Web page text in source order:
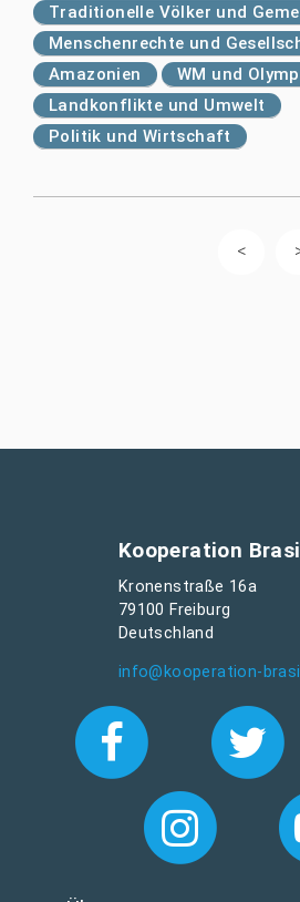
Traditionelle Völker und
Menschenrechte und
Amazonien
WM und
Landkonflikte und Umwelt
Politik und Wirtschaft
Kooperation
Kronenstraße 16a
79100 Freiburg
Deutschland
info@kooperation-